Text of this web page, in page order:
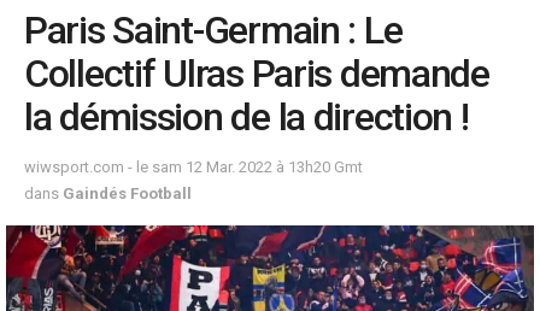
Paris Saint-Germain : Le
Collectif Ulras Paris demande
la démission de la direction !
wiwsport.com - le sam 12 Mar. 2022 à 13h20 Gmt
dans Gaindés Football